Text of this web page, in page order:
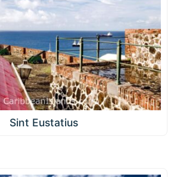
Sint Eustatius